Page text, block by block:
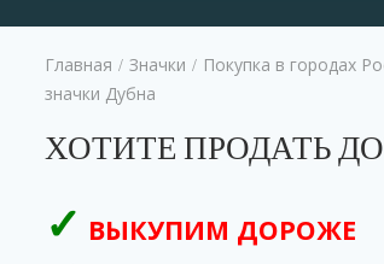
Главная / Значки / Покупка в городах
значки Дубна
ХОТИТЕ ПРОДАТЬ
ВЫКУПИМ ДОРОЖЕ